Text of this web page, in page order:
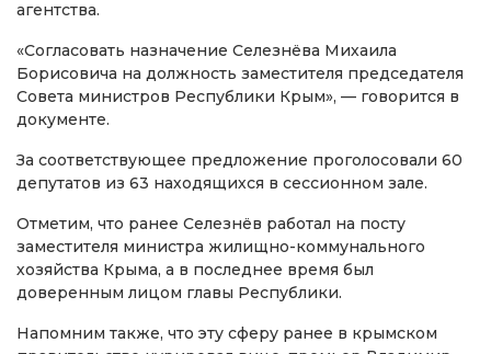
агентства.
«Согласовать назначение Селезнёва Михаила
Борисовича на должность заместителя председателя
Совета министров Республики Крым», — говорится в
документе.
За соответствующее предложение проголосовали 60
депутатов из 63 находящихся в сессионном зале.
Отметим, что ранее Селезнёв работал на посту
заместителя министра жилищно-коммунального
хозяйства Крыма, а в последнее время был
доверенным лицом главы Республики.
Напомним также, что эту сферу ранее в крымском